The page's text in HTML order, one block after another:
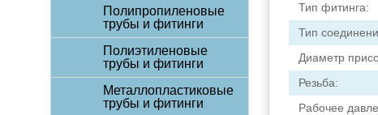
Полипропиленовые
трубы и фитинги
Полиэтиленовые
трубы и фитинги
Металлопластиковые
трубы и фитинги
Тип фитинга:
Тип
Диаметр
Резьба:
Рабочее